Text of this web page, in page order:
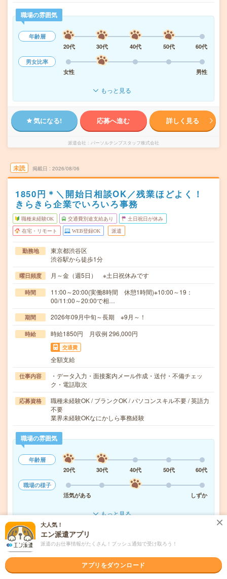
職場の雰囲気
年齢層
20代
30代 40代 50代
60代
男女比率
女性
男性
もっと見る
気になる! 応募へ進む 詳しく見る
派遣会社 パーソルテンプスタッフ株式会社
未読 掲載日 2026/08/06
1850円＊＼開始日相談OK／残業ほどよく！
きらきら企業でいろいろ事務
職種未経験OK 交通費別途支給あり 土日祝日が休み
在宅・リモート WEB登録OK 派遣
勤務地
東京都渋谷区
渋谷駅から徒歩1分
曜日頻度 月～金（週5日） ※土日祝休みです
時間
11:00～20:00(実働8時間 休憩1時間)※10:00～19：
00/11:00～20:00で相…
期間 2026年09月中旬～長期 ※9月～！
時給 時給1850円 月収例 296,000円
交通費
全額支給
仕事内容
・データ入力・面接案内メール作成・送付・不備チェッ
ク・電話取次
応募資格
職種未経験OK / ブランクOK / パソコンスキル不要 / 英語力
不要
業界未経験OKなにかしら事務経験
職場の雰囲気
年齢層
20代
30代 40代 50代
60代
職場の様子
活気がある
しずか
もっと見る
気になる! 応募へ進む 詳しく見る
派遣会社 パーソルテンプスタッフ株式会社
大人気！
エン派遣アプリ
派遣のお仕事情報がたくさん！プッシュ通知で受け取ろう！
アプリをダウンロード